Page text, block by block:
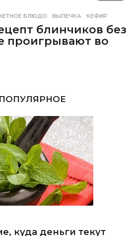
БЛЮДО ,ВЫПЕЧКА ,КЕФИР
блинчиков без
проигрывают во
ПОПУЛЯРНОЕ
куда деньги текут